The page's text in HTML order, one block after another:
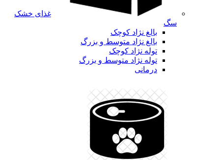
غذای خشک
سگ
بالغ نژاد کوچک
بالغ نژاد متوسط و بزرگ
توله نژاد کوچک
توله نژاد متوسط و بزرگ
درمانی